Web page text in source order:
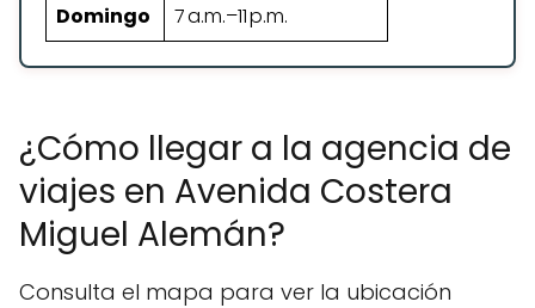
Domingo
7 a.m.–11 p.m.
¿Cómo llegar a la agencia de
viajes en Avenida Costera
Miguel Alemán?
Consulta el mapa para ver la ubicación